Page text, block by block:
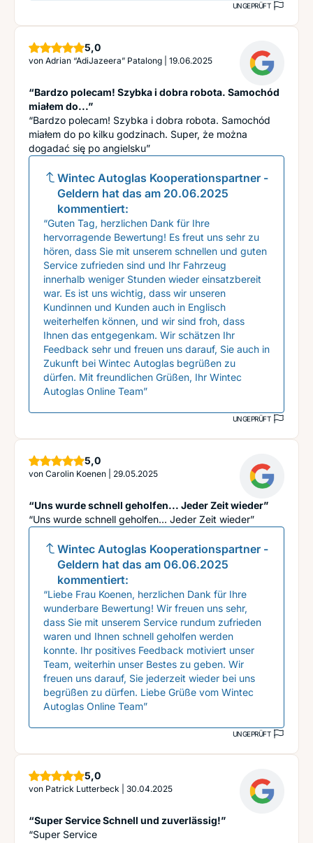
UNGEPRÜFT
5,0Sterne
von Adrian “AdiJazeera” Patalong 19.06.2025
“Bardzo polecam! Szybka i dobra robota. Samochód
miałem do...”
“Bardzo polecam! Szybka i dobra robota. Samochód
miałem do po kilku godzinach. Super, że można
dogadać się po angielsku”
Wintec Autoglas Kooperationspartner -
Geldern hat das am 20.06.2025
kommentiert:
“Guten Tag, herzlichen Dank für Ihre
hervorragende Bewertung! Es freut uns sehr zu
hören, dass Sie mit unserem schnellen und guten
Service zufrieden sind und Ihr Fahrzeug
innerhalb weniger Stunden wieder einsatzbereit
war. Es ist uns wichtig, dass wir unseren
Kundinnen und Kunden auch in Englisch
weiterhelfen können, und wir sind froh, dass
Ihnen das entgegenkam. Wir schätzen Ihr
Feedback sehr und freuen uns darauf, Sie auch in
Zukunft bei Wintec Autoglas begrüßen zu
dürfen. Mit freundlichen Grüßen, Ihr Wintec
Autoglas Online Team”
UNGEPRÜFT
5,0Sterne
von Carolin Koenen 29.05.2025
“Uns wurde schnell geholfen... Jeder Zeit wieder”
“Uns wurde schnell geholfen... Jeder Zeit wieder”
Wintec Autoglas Kooperationspartner -
Geldern hat das am 06.06.2025
kommentiert:
“Liebe Frau Koenen, herzlichen Dank für Ihre
wunderbare Bewertung! Wir freuen uns sehr,
dass Sie mit unserem Service rundum zufrieden
waren und Ihnen schnell geholfen werden
konnte. Ihr positives Feedback motiviert unser
Team, weiterhin unser Bestes zu geben. Wir
freuen uns darauf, Sie jederzeit wieder bei uns
begrüßen zu dürfen. Liebe Grüße vom Wintec
Autoglas Online Team”
UNGEPRÜFT
5,0Sterne
von Patrick Lutterbeck 30.04.2025
“Super Service Schnell und zuverlässig!”
“Super Service